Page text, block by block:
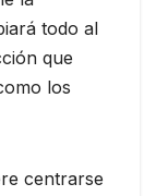
todo al
que
los
centrarse